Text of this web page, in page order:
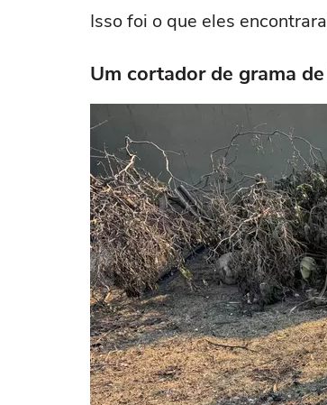
Isso foi o que eles
Um cortador de grama